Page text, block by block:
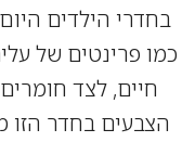
הילדים היום
פרינטים של עלים,
לצד חומרים
בחדר הזו